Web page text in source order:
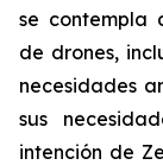
se contempla
de drones,
necesidades
sus
intención de